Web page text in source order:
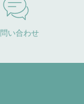
い合わせ